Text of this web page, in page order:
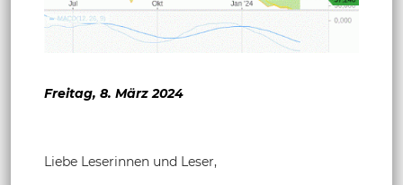
Freitag, 8. März 2024
Liebe Leserinnen und Leser,